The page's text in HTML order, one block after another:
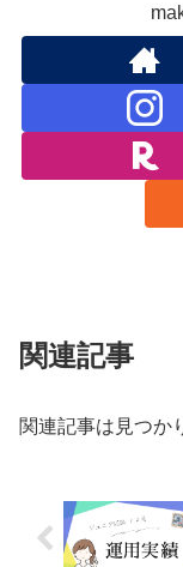
関連記事
関連記事は見つか